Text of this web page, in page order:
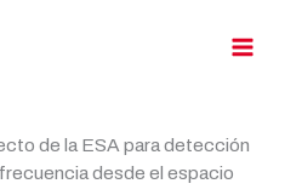
de la ESA para detección
desde el espacio